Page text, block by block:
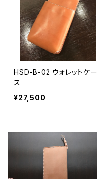
HSD-B-02 ウォレットケー
ス
¥27,500